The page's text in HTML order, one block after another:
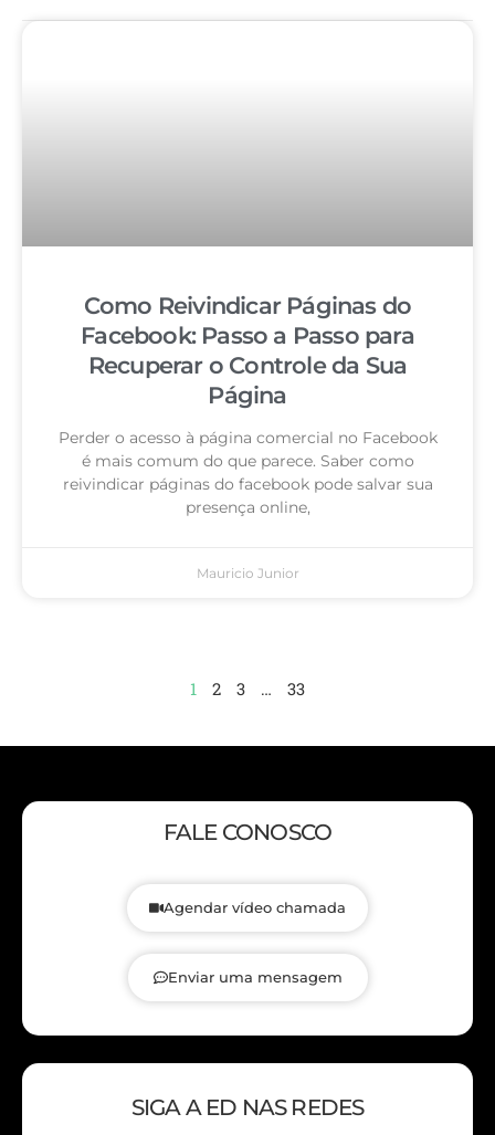
Como Reivindicar Páginas do
Facebook: Passo a Passo para
Recuperar o Controle da Sua
Página
Perder o acesso à página comercial no Facebook
é mais comum do que parece. Saber como
reivindicar páginas do facebook pode salvar sua
presença online,
Mauricio Junior
1 2 3 … 33
FALE CONOSCO
Agendar vídeo chamada
Enviar uma mensagem
SIGA A ED NAS REDES